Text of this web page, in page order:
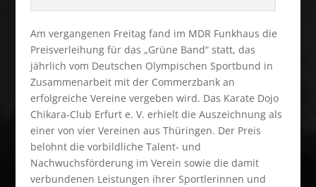
Am vergangenen Freitag fand im MDR Funkhaus die
Preisverleihung für das „Grüne Band“ statt, das
jährlich vom Deutschen Olympischen Sportbund in
Zusammenarbeit mit der Commerzbank an
erfolgreiche Vereine vergeben wird. Das Karate Dojo
Chikara-Club Erfurt e. V. erhielt die Auszeichnung als
einer von vier Vereinen aus Thüringen. Der Preis
belohnt die vorbildliche Talent- und
Nachwuchsförderung im Verein sowie die damit
verbundenen Leistungen ihrer Sportlerinnen und